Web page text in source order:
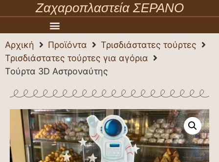
Ζαχαροπλαστεία ΣΕΡΑΝΟ
Αρχική Προϊόντα
Τρισδιάστατες τούρτες
Τρισδιάστατες τούρτες για αγόρια
Τούρτα 3D Αστροναύτης